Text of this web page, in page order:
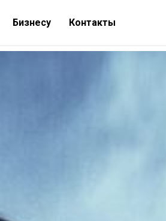
Бизнесу Контакты